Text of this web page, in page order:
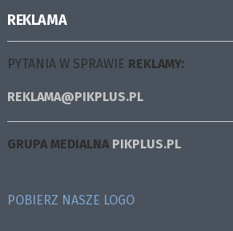
REKLAMA
PYTANIA W SPRAWIE REKLAMY:
REKLAMA@PIKPLUS.PL
GRUPA MEDIALNA PIKPLUS.PL
POBIERZ NASZE LOGO